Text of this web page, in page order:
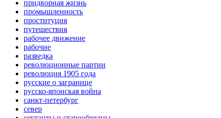
придворная жизнь
промышленность
проституция
путешествия
рабочее движение
рабочие
разведка
революционные партии
революция 1905 года
русские о загранице
русско-японская война
санкт-петербург
север